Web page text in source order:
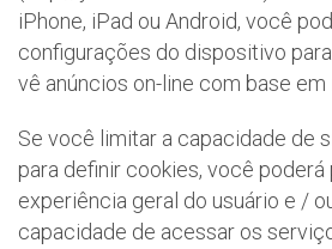
iPhone, iPad ou Android, você
configurações do dispositivo
vê anúncios on-line com base em
Se você limitar a capacidade de
para definir cookies, você poderá
experiência geral do usuário e /
capacidade de acessar os